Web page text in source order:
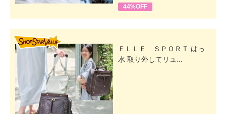
44%OFF
ＥＬＬＥ ＳＰＯＲＴ はっ
水 取り外してリュ...